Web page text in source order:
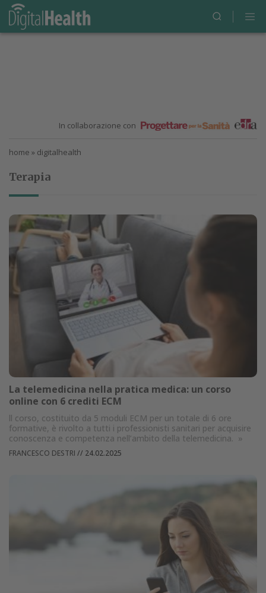
In collaborazione con
home » digitalhealth
Terapia
La telemedicina nella pratica medica: un corso
online con 6 crediti ECM
ll corso, costituito da 5 moduli ECM per un totale di 6 ore
formative, è rivolto a tutti i professionisti sanitari per acquisire
conoscenza e competenza nell’ambito della telemedicina. »
FRANCESCO DESTRI // 24.02.2025